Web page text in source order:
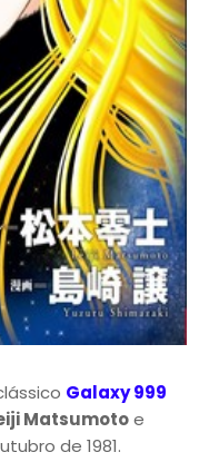
Galaxy 999
Matsumotoe
de 1981.